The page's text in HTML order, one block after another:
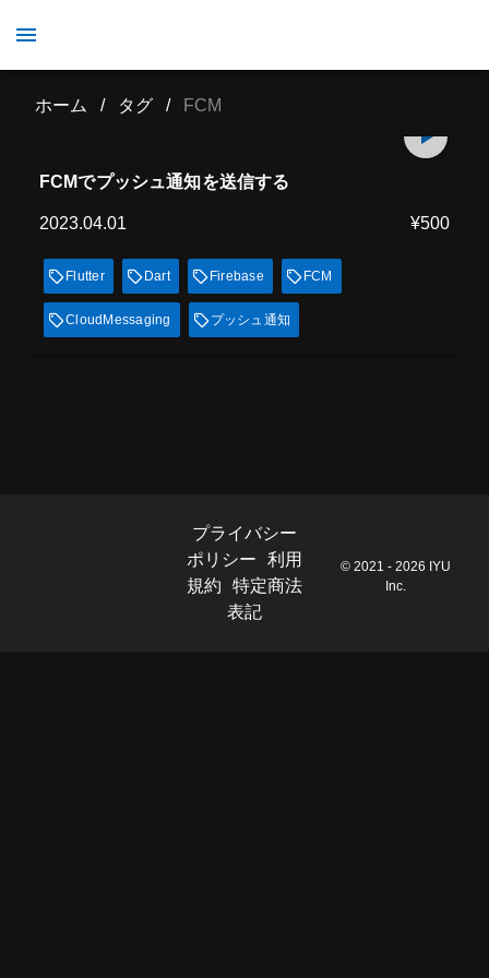
ホーム / タグ / FCM
15min
見放題
FCMでプッシュ通知を送信する
2023.04.01 ¥500
Flutter Dart Firebase FCM
CloudMessaging プッシュ通知
プライバシー
ポリシー
利用
規約
特定商法
表記
© 2021 - 2026 IYU
Inc.